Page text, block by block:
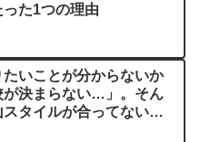
た1つの理由
たいことが分からないか
が決まらない…」。そん
タイルが合ってないだ